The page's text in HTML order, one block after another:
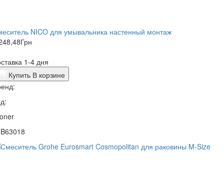
NICO для умывальника настенный монтаж
Грн
1-4 дня
Купить В корзине